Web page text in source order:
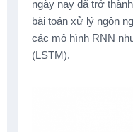
ngày nay đã trở
bài toán xử lý ngôn
các mô hình RNN
(LSTM).